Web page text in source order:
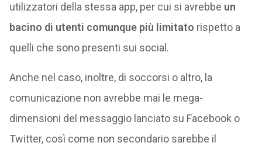
utilizzatori della stessa app, per cui si avrebbe un
bacino di utenti comunque più limitato rispetto a
quelli che sono presenti sui social.
Anche nel caso, inoltre, di soccorsi o altro, la
comunicazione non avrebbe mai le mega-
dimensioni del messaggio lanciato su Facebook o
Twitter, così come non secondario sarebbe il